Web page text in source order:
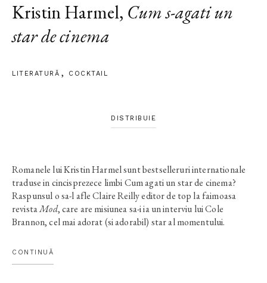
Kristin Harmel, Cum s-agati un
star de cinema
LITERATURĂ COCKTAIL
DISTRIBUIE
Romanele lui Kristin Harmel sunt bestselleruri internationale
traduse in cincisprezece limbi Cum agati un star de cinema?
Raspunsul o sa-l afle Claire Reilly editor de top la faimoasa
revistaMod, care are misiunea sa-i ia un interviu lui Cole
Brannon, cel mai adorat (si adorabil) star al momentului.
reportofonul pregatit, Claire iese la masa cu frumosul actor.
Insa, cu toate ca Tom, iubitul ei, si-a propus sa bata recordul
CONTINUĂ